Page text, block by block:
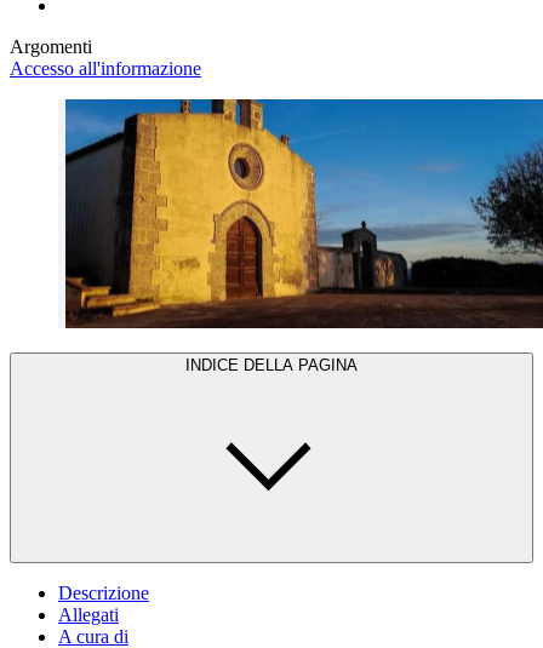
Argomenti
Accesso all'informazione
INDICE DELLA PAGINA
Descrizione
Allegati
A cura di